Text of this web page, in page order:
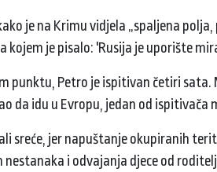
je na Krimu vidjela „spaljena
kojem je pisalo: 'Rusija je uporište
punktu, Petro je ispitivan četiri sata.
da idu u Evropu, jedan od ispitivača
sreće, jer napuštanje okupiranih
i odvajanja djece od